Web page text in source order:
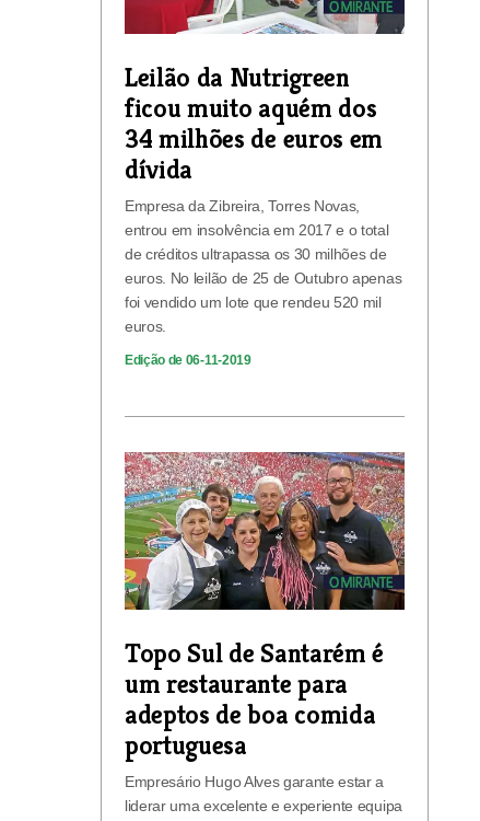
Leilão da Nutrigreen
ficou muito aquém dos
34 milhões de euros em
dívida
Empresa da Zibreira, Torres Novas,
entrou em insolvência em 2017 e o total
de créditos ultrapassa os 30 milhões de
euros. No leilão de 25 de Outubro apenas
foi vendido um lote que rendeu 520 mil
euros.
Edição de 06-11-2019
Topo Sul de Santarém é
um restaurante para
adeptos de boa comida
portuguesa
Empresário Hugo Alves garante estar a
liderar uma excelente e experiente equipa